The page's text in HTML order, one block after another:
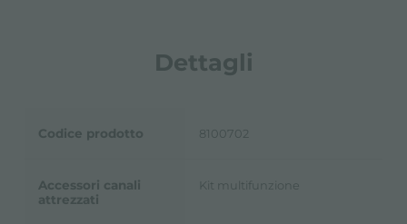
Dettagli
Codice prodotto 8100702
Accessori canali
attrezzati
Kit multifunzione